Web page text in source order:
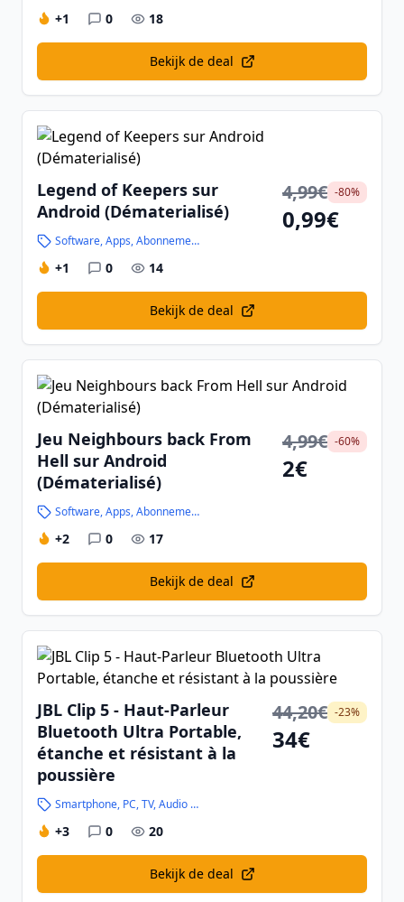
+1 0 18
Bekijk de deal
Legend of Keepers sur
Android (Dématerialisé)
Software, Apps, Abonnementen en Handleidingen
4,99€ -80%
0,99€
+1 0 14
Bekijk de deal
Jeu Neighbours back From
Hell sur Android
(Dématerialisé)
Software, Apps, Abonnementen en Handleidingen
4,99€ -60%
2€
+2 0 17
Bekijk de deal
JBL Clip 5 - Haut-Parleur
Bluetooth Ultra Portable,
étanche et résistant à la
poussière
Smartphone, PC, TV, Audio en Hightech
44,20€ -23%
34€
+3 0 20
Bekijk de deal